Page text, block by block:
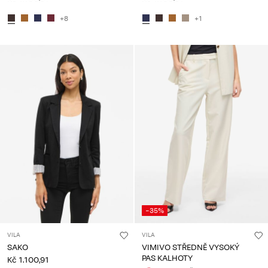
+8 +1
VILA
SAKO
Kč 1.100,91
-35%
VILA
VIMIVO STŘEDNĚ VYSOKÝ
PAS KALHOTY